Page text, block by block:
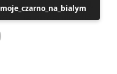
Julkaissut
moje_czarno_na_bialym